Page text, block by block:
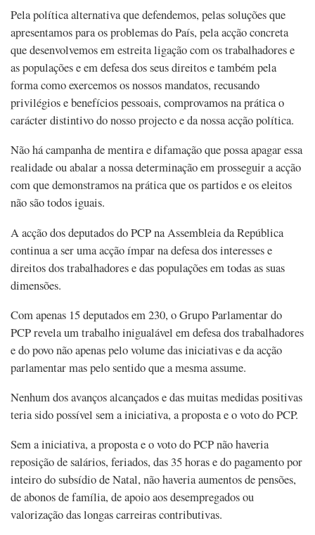
Pela política alternativa que defendemos, pelas soluções que
apresentamos para os problemas do País, pela acção concreta
que desenvolvemos em estreita ligação com os trabalhadores e
as populações e em defesa dos seus direitos e também pela
forma como exercemos os nossos mandatos, recusando
privilégios e benefícios pessoais, comprovamos na prática o
carácter distintivo do nosso projecto e da nossa acção política.
Não há campanha de mentira e difamação que possa apagar essa
realidade ou abalar a nossa determinação em prosseguir a acção
com que demonstramos na prática que os partidos e os eleitos
não são todos iguais.
A acção dos deputados do PCP na Assembleia da República
continua a ser uma acção ímpar na defesa dos interesses e
direitos dos trabalhadores e das populações em todas as suas
dimensões.
Com apenas 15 deputados em 230, o Grupo Parlamentar do
PCP revela um trabalho inigualável em defesa dos trabalhadores
e do povo não apenas pelo volume das iniciativas e da acção
parlamentar mas pelo sentido que a mesma assume.
Nenhum dos avanços alcançados e das muitas medidas positivas
teria sido possível sem a iniciativa, a proposta e o voto do PCP.
Sem a iniciativa, a proposta e o voto do PCP não haveria
reposição de salários, feriados, das 35 horas e do pagamento por
inteiro do subsídio de Natal, não haveria aumentos de pensões,
de abonos de família, de apoio aos desempregados ou
valorização das longas carreiras contributivas.